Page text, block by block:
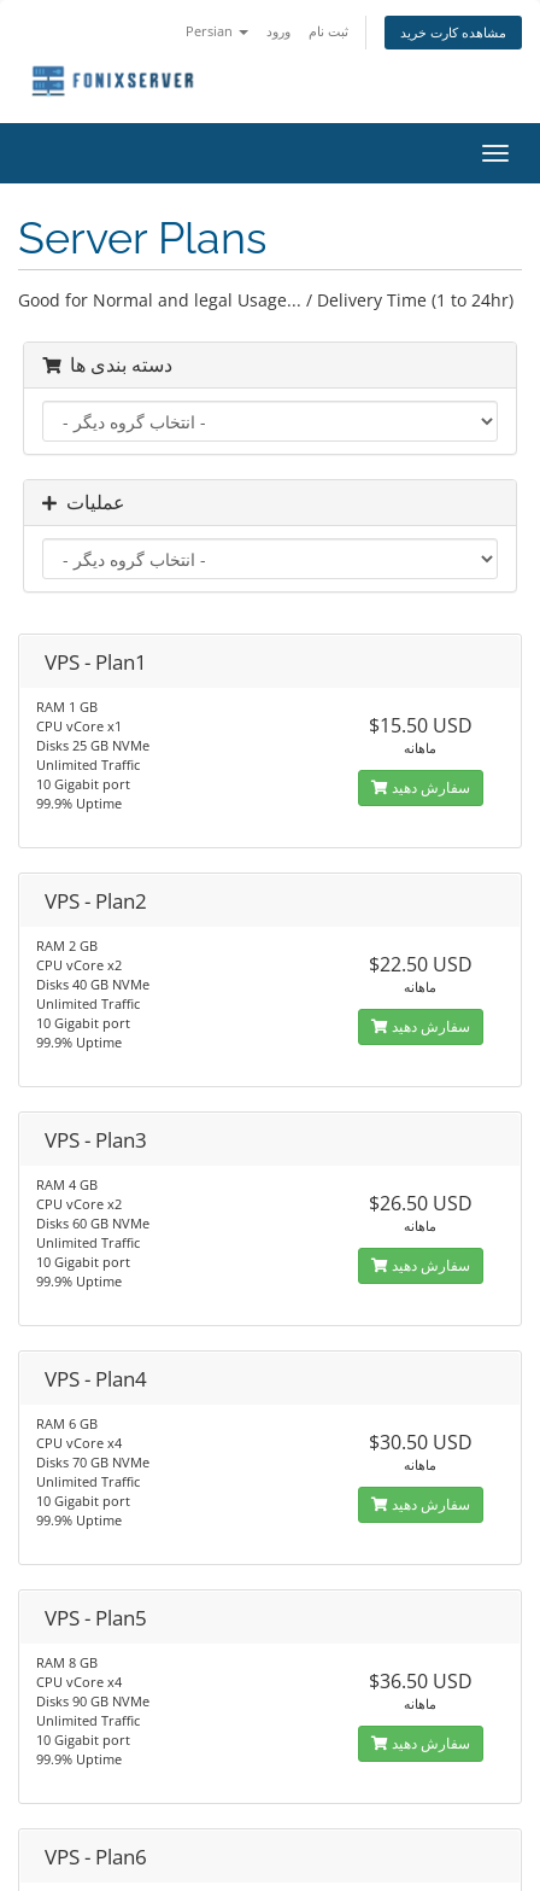
Persian ورود ثبت نام مشاهده کارت خرید
تغییر
Server Plans
Good for Normal and legal Usage... / Delivery Time (1 to 24hr)
دسته بندی ها
عملیات
VPS - Plan1
RAM 1 GB
CPU vCore x1
Disks 25 GB NVMe
Unlimited Traffic
10 Gigabit port
99.9% Uptime
$15.50 USD
ماهانه
سفارش دهید
VPS - Plan2
RAM 2 GB
CPU vCore x2
Disks 40 GB NVMe
Unlimited Traffic
10 Gigabit port
99.9% Uptime
$22.50 USD
ماهانه
سفارش دهید
VPS - Plan3
RAM 4 GB
CPU vCore x2
Disks 60 GB NVMe
Unlimited Traffic
10 Gigabit port
99.9% Uptime
$26.50 USD
ماهانه
سفارش دهید
VPS - Plan4
RAM 6 GB
CPU vCore x4
Disks 70 GB NVMe
Unlimited Traffic
10 Gigabit port
99.9% Uptime
$30.50 USD
ماهانه
سفارش دهید
VPS - Plan5
RAM 8 GB
CPU vCore x4
Disks 90 GB NVMe
Unlimited Traffic
10 Gigabit port
99.9% Uptime
$36.50 USD
ماهانه
سفارش دهید
VPS - Plan6